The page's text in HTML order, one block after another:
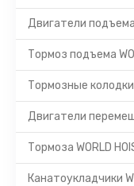
Двигатели подъема
Тормоз подъема
Тормозные колодки
Двигатели
Тормоза WORLD
Канатоукладчики